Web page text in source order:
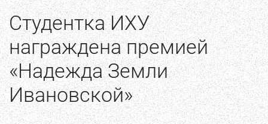
Студентка ИХУ
награждена премией
«Надежда Земли
Ивановской»